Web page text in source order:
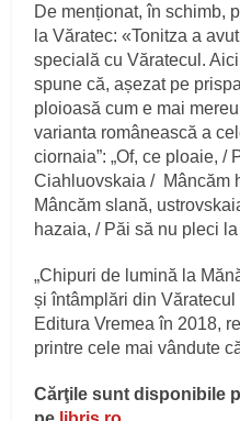
De menționat, în schimb,
la Văratec: «Tonitza a
specială cu Văratecul.
spune că, așezat pe
ploioasă cum e mai
varianta românească a
ciornaia”: „Of, ce ploaie, /
Ciahluovskaia / Mâncăm
Mâncăm slană,
hazaia, / Păi să nu pleci
„Chipuri de lumină la
și întâmplări din Văratecul
Editura Vremea în 2018,
printre cele mai vândute
Cărţile sunt disponibile